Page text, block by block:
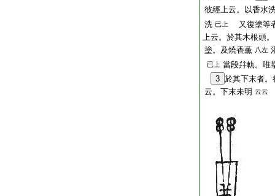
彼經上云。以香水
洗 已上
又復塗等
上云。於其木根頭
塗。及燒香薫 八左
已上 當段幷軌。唯
3 於其下末者。
云。下末未明 云云